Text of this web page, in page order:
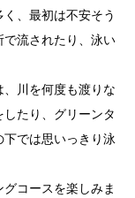
、最初は不安そう
流されたり、泳い
川を何度も渡りな
たり、グリーンタ
では思いっきり泳
コースを楽しみま